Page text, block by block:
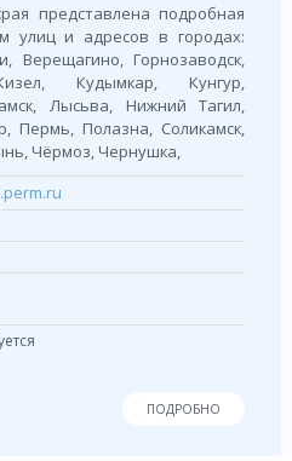
представлена подробная
улиц и адресов в городах:
Верещагино, Горнозаводск,
Кудымкар, Кунгур,
Лысьва, Нижний Тагил,
Пермь, Полазна, Соликамск,
Чёрмоз, Чернушка,
ПОДРОБНО